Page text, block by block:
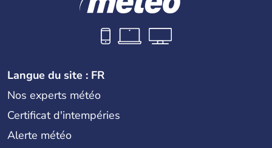
Langue du site : FR
Nos experts météo
Certificat d'intempéries
Alerte météo